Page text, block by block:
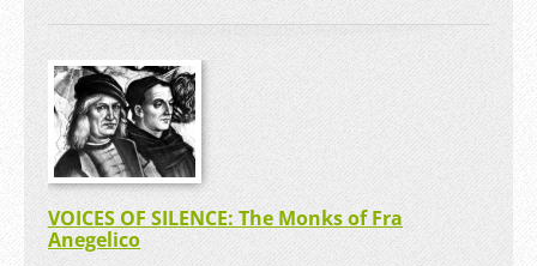
VOICES OF SILENCE: The Monks of Fra
Anegelico